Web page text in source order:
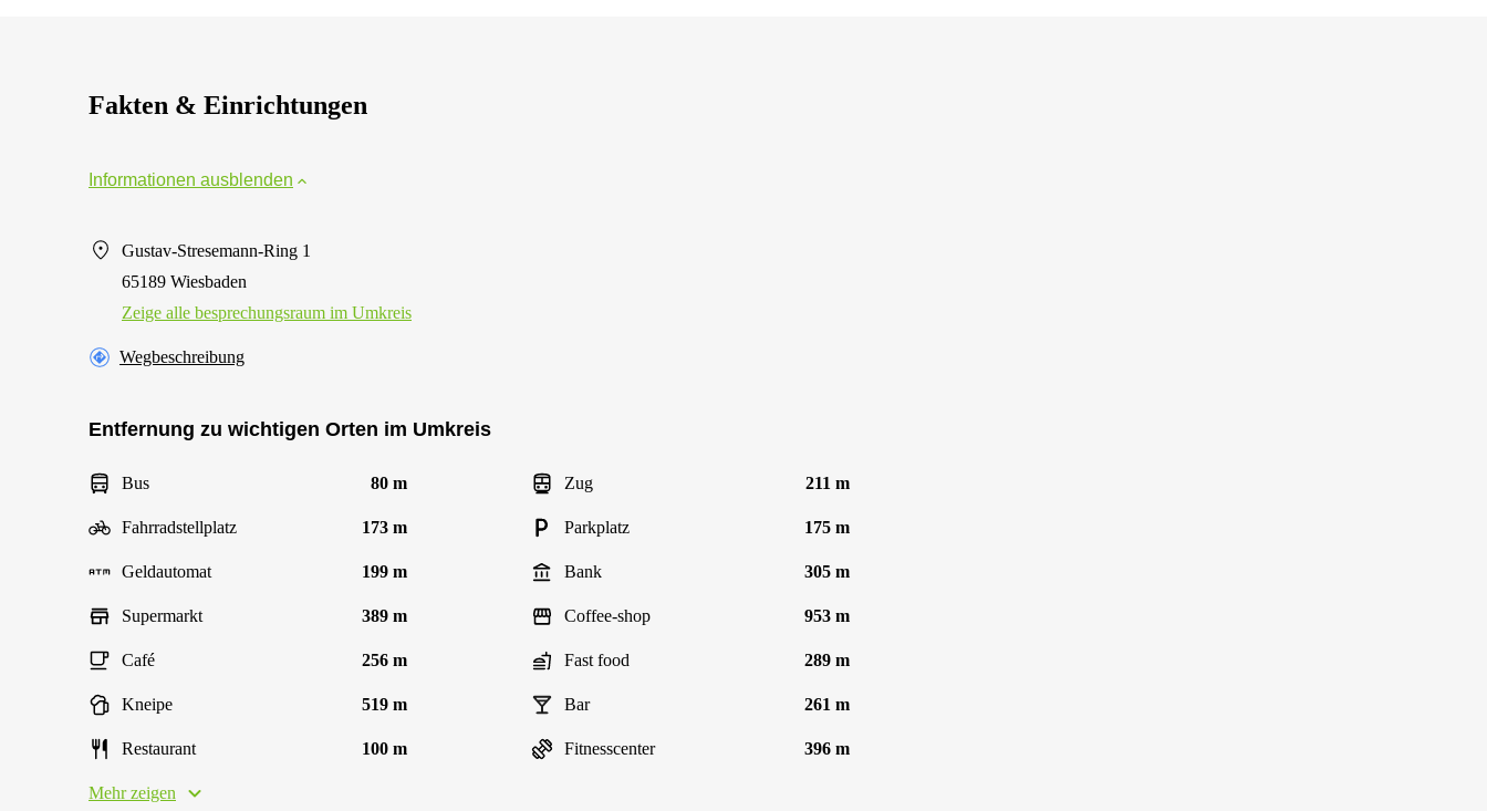
Fakten & Einrichtungen
Informationen ausblenden
Gustav-Stresemann-Ring 1
65189 Wiesbaden
Zeige alle besprechungsraum im Umkreis
Wegbeschreibung
Entfernung zu wichtigen Orten im Umkreis
Bus 80 m Zug 211 m
Fahrradstellplatz 173 m Parkplatz 175 m
Geldautomat 199 m Bank 305 m
Supermarkt 389 m Coffee-shop 953 m
Café 256 m Fast food 289 m
Kneipe 519 m Bar 261 m
Restaurant 100 m Fitnesscenter 396 m
Mehr zeigen